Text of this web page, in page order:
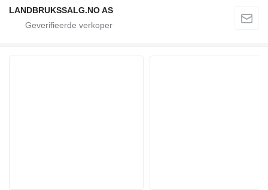
LANDBRUKSSALG.NO AS